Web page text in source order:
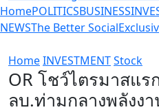
HomePOLITICSBUSINESS
NEWSThe Better Social
HomeINVESTMENTStock
OR โชว์ไตรมาสแร
ลบ.ท่ามกลางพลังง